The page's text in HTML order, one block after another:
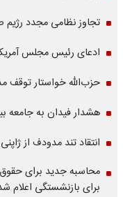
تجاوز نظامی مجدد رژیم
ادعای رئیس مجلس
حزب‌الله خواستار توقف
هشدار فیدان به جامعه
انتقاد تند مدودف از
محاسبه جدید برای
برای بازنشستگی اعلام